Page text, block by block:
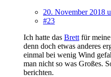
20. November 2018
#23
Ich hatte das Brett für
denn doch etwas anderes
einmal bei wenig Wind
man nicht so was Großes.
berichten.